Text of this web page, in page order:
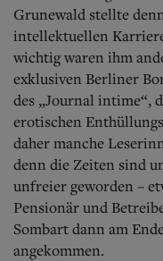
Grunewald stellte
intellektuellen
wichtig waren ihm
exklusiven Berliner
des „Journal intime“,
erotischen
daher manche
denn die Zeiten sind
unfreier geworden –
Pensionär und
Sombart dann am
angekommen.